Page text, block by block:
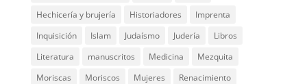
Hechicería y brujería
Historiadores
Imprenta
Inquisición
Islam Judaísmo Judería
Libros
Literatura
manuscritos Medicina
Mezquita
Moriscas
Moriscos Mujeres
Renacimiento